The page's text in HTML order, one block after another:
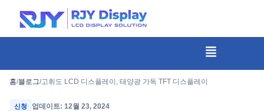
메
뉴
홈/블로그/고휘도 LCD 디스플레이, 태양광 가독 TFT 디스플레이
신청 업데이트: 12월 23, 2024